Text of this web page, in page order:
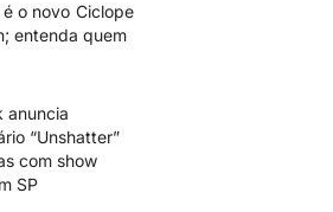
é o novo Ciclope
entenda quem
anuncia
“Unshatter”
com show
SP